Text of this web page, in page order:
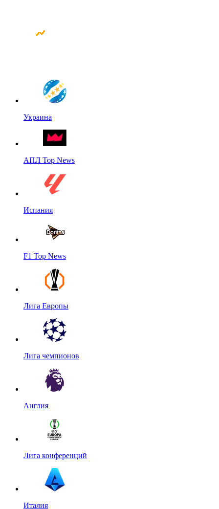
Украина
АПЛ Top News
Испания
F1 Top News
Лига Европы
Лига чемпионов
Англия
Лига конференций
Италия